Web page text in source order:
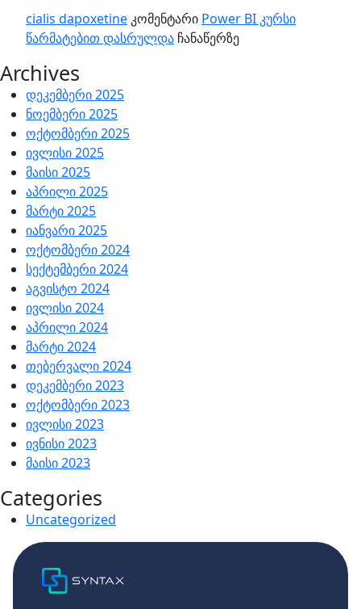
cialis dapoxetine კომენტარი Power BI კურსი
წარმატებით დასრულდა ჩანაწერზე
Archives
დეკემბერი 2025
ნოემბერი 2025
ოქტომბერი 2025
ივლისი 2025
მაისი 2025
აპრილი 2025
მარტი 2025
იანვარი 2025
ოქტომბერი 2024
სექტემბერი 2024
აგვისტო 2024
ივლისი 2024
აპრილი 2024
მარტი 2024
თებერვალი 2024
დეკემბერი 2023
ოქტომბერი 2023
ივლისი 2023
ივნისი 2023
მაისი 2023
Categories
Uncategorized